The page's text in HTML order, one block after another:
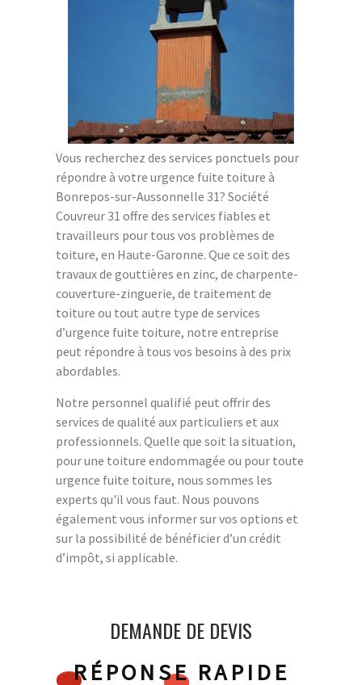
Vous recherchez des services ponctuels pour
répondre à votre urgence fuite toiture à
Bonrepos-sur-Aussonnelle 31? Société
Couvreur 31 offre des services fiables et
travailleurs pour tous vos problèmes de
toiture, en Haute-Garonne. Que ce soit des
travaux de gouttières en zinc, de charpente-
couverture-zinguerie, de traitement de
toiture ou tout autre type de services
d’urgence fuite toiture, notre entreprise
peut répondre à tous vos besoins à des prix
abordables.
Notre personnel qualifié peut offrir des
services de qualité aux particuliers et aux
professionnels. Quelle que soit la situation,
pour une toiture endommagée ou pour toute
urgence fuite toiture, nous sommes les
experts qu'il vous faut. Nous pouvons
également vous informer sur vos options et
sur la possibilité de bénéficier d’un crédit
d’impôt, si applicable.
DEMANDE DE DEVIS
RÉPONSE RAPIDE